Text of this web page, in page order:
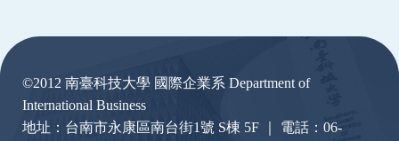
©2012 南臺科技大學 國際企業系 Department of
International Business
地址：台南市永康區南台街1號 S棟 5F ｜ 電話：06-